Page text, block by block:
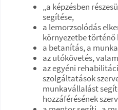
„a képzésben
segítése,
a lemorzsolódás
környezetbe történő
a betanítás, a
az utókövetés,
az egyéni
szolgáltatások
munkavállalást
hozzáférésének